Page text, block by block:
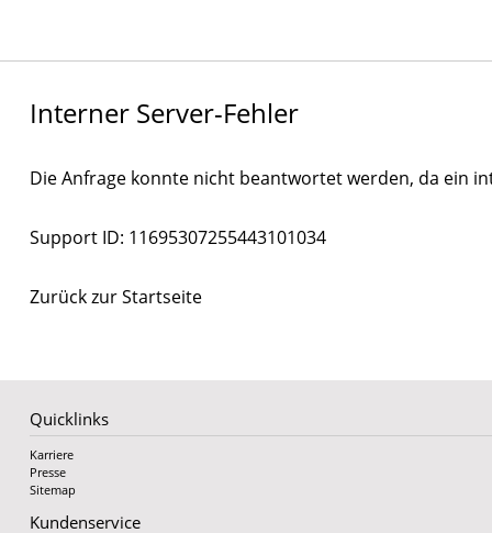
Interner Server-Fehler
Die Anfrage konnte nicht beantwortet werden, da ein
Support ID: 11695307255443101034
Zurück zur Startseite
Quicklinks
Karriere
Presse
Sitemap
Kundenservice